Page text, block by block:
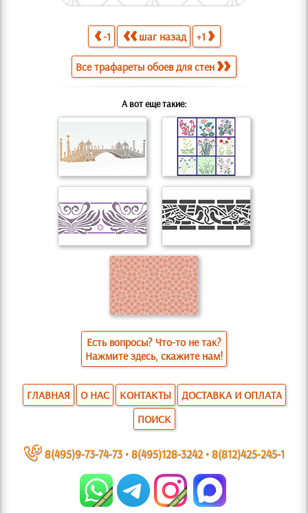
-1 шаг назад +1
Все трафареты обоев для стен
А вот еще такие:
Есть вопросы? Что-то не так?
Нажмите здесь, скажите нам!
ГЛАВНАЯ О НАС КОНТАКТЫ
ДОСТАВКА И ОПЛАТА
ПОИСК
~ 8(495)9-73-74-73•8(495)128-3242•8(812)425-245-1